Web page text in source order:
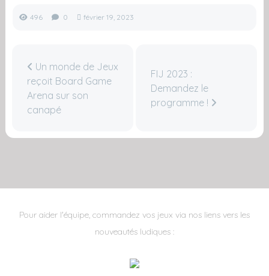
496 0 février 19, 2023
Un monde de Jeux
reçoit Board Game
Arena sur son
canapé
FIJ 2023 :
Demandez le
programme !
Pour aider l'équipe, commandez vos jeux via nos liens vers les
nouveautés ludiques :